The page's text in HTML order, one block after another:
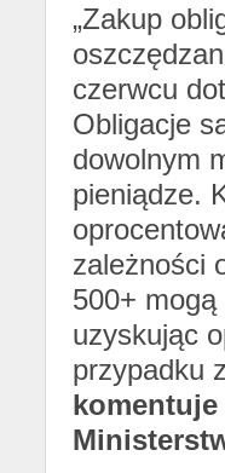
„Zakup
czerwcu
Obligacje
dowolnym
pieniądze.
zależności
500+
uzyskując
przypadku